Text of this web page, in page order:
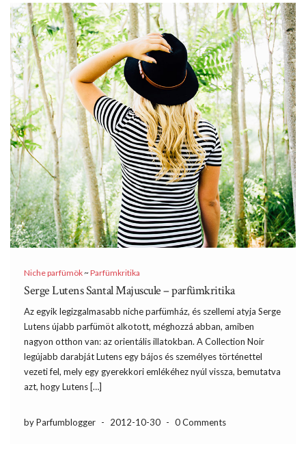
Niche parfümök~Parfümkritika
Serge Lutens Santal Majuscule – parfümkritika
Az egyik legizgalmasabb niche parfümház, és szellemi atyja Serge
Lutens újabb parfümöt alkotott, méghozzá abban, amiben
nagyon otthon van: az orientális illatokban. A Collection Noir
legújabb darabját Lutens egy bájos és személyes történettel
vezeti fel, mely egy gyerekkori emlékéhez nyúl vissza, bemutatva
azt, hogy Lutens […]
by Parfumblogger - 2012-10-30 - 0 Comments